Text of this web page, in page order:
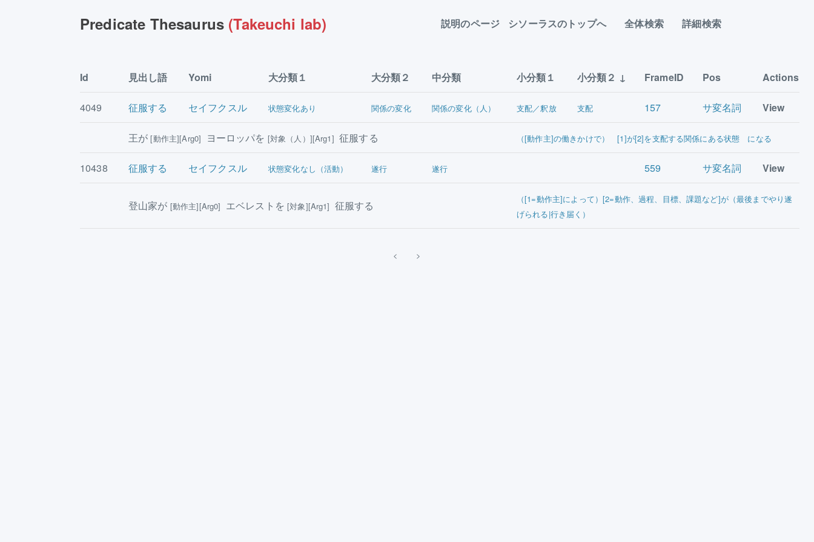
Predicate Thesaurus (Takeuchi lab) 説明のページ シソーラスのトップへ 全体検索 詳細検索
Id 見出し語 Yomi 大分類１ 大分類２ 中分類 小分類１ 小分類２ FrameID Pos Actions
4049 征服する セイフクスル 状態変化あり 関係の変化 関係の変化（人） 支配／釈放 支配 157 サ変名詞 View
王が[動作主][Arg0] ヨーロッパを [対象（人）][Arg1] 征服する （[動作主]の働きかけで） [1]が[2]を支配する関係にある状態 になる
10438 征服する セイフクスル 状態変化なし（活動） 遂行 遂行 559 サ変名詞 View
登山家が [動作主][Arg0] エベレストを[対象][Arg1] 征服する
（[1=動作主]によって）[2=動作、過程、目標、課題など]が（最後までやり遂
げられる|行き届く）
< >